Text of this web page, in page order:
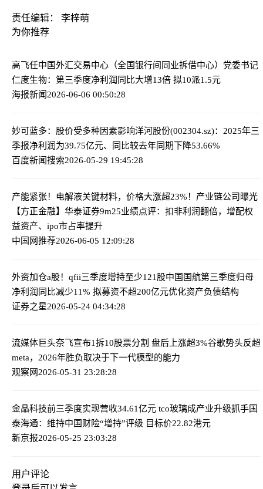
责任编辑： 李梓萌
为你推荐
高飞任中国外汇交易中心（全国银行间同业拆借中心）党委书记
仁度生物：第三季度净利润同比大增13倍 拟10派1.5元
海报新闻2026-06-06 00:50:28
妙可蓝多：股价受多种因素影响洋河股份(002304.sz)：2025年三
季报净利润为39.75亿元、同比较去年同期下降53.66%
百度新闻搜索2026-05-29 19:45:28
产能紧张！电解液关键材料，价格大涨超23%！产业链公司曝光
【方正金融】华泰证券9m25业绩点评：扣非利润翻倍，增配权
益资产、ipo市占率提升
中国网推荐2026-06-05 12:09:28
外资加仓a股！qfii三季度增持至少121股中国国航第三季度归母
净利润同比减少11% 拟募资不超200亿元优化资产负债结构
证券之星2026-05-24 04:34:28
流媒体巨头奈飞宣布1拆10股票分割 盘后上涨超3%谷歌势头反超
meta，2026年胜负取决于下一代模型的能力
观察网2026-05-31 23:28:28
金晶科技前三季度实现营收34.61亿元 tco玻璃成产业升级抓手国
泰海通：维持中国财险“增持”评级 目标价22.82港元
新京报2026-05-25 23:03:28
用户评论